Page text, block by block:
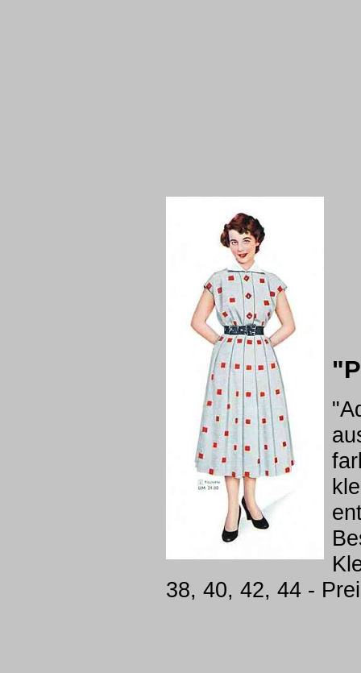
38, 40, 42, 44 -